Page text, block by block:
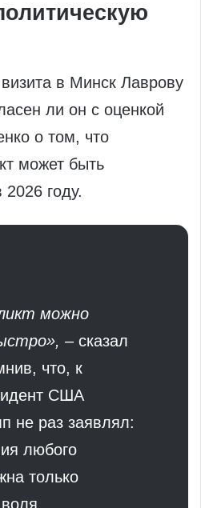
в Минск Лаврову
ли он с оценкой
о том, что
может быть
году.
можно
– сказал
что, к
США
не раз заявлял:
любого
только